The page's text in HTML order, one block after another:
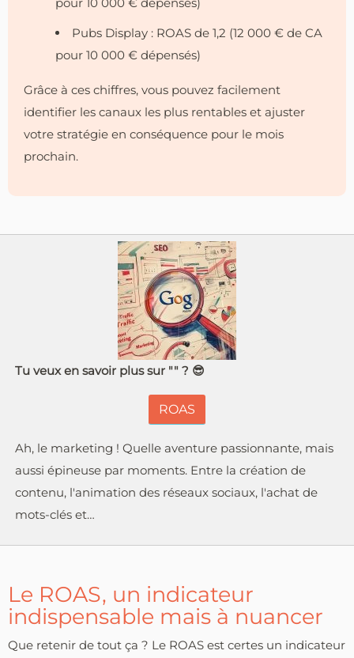
Pubs Display : ROAS de 1,2 (12 000 € de CA
pour 10 000 € dépensés)
Grâce à ces chiffres, vous pouvez facilement
identifier les canaux les plus rentables et ajuster
votre stratégie en conséquence pour le mois
prochain.
Tu veux en savoir plus sur "" ? 😎
ROAS
Ah, le marketing ! Quelle aventure passionnante, mais
aussi épineuse par moments. Entre la création de
contenu, l'animation des réseaux sociaux, l'achat de
mots-clés et…
Le ROAS, un indicateur
indispensable mais à nuancer
Que retenir de tout ça ? Le ROAS est certes un indicateur